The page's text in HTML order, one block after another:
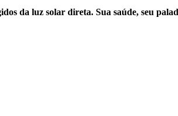
da luz solar direta. Sua saúde, seu